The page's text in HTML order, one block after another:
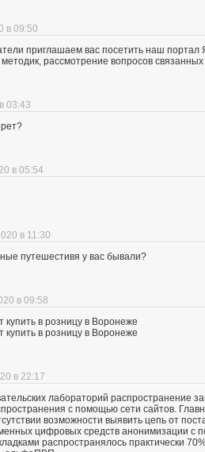
в 09:50
приглашаем вас посетить наш портал
рассмотрение вопросов
03:43
в 05:54
в 11:30
путешестивя у вас бывали?
в 09:58
в розницу в Воронеже
в розницу в Воронеже
в 22:17
лабораторий распространение
с помощью сети сайтов.
возможности выявить цепь от
цифровых средств анонимизации с
распространялось практически